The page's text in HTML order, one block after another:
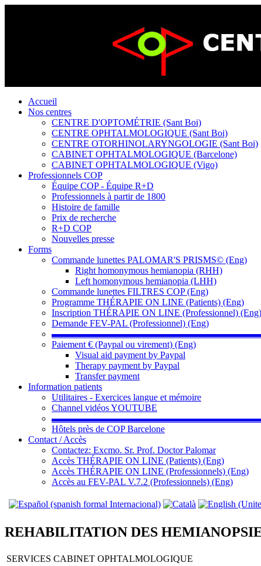
Accueil
Nos centres
CENTRE D'OPTOMÉTRIE (Sant Boi)
CENTRE OPHTALMOLOGIQUE (Sant Boi)
CENTRE OTORHINOLARYNGOLOGIE (Sant Boi)
CABINET OPHTALMOLOGIQUE (Barcelone)
CABINET OPHTALMOLOGIQUE (Vigo)
Professionnels COP
Équipe COP - Équipe R+D
Professionnels à partir de 1800
Histoire de famille
Prix de recherche
R+D COP
Nouvelles presse
Forms
Commande lunettes PALOMAR'S PRISMS© (Eng)
Right homonymous hemianopia (RHH)
Left homonymous hemianopia (LHH)
Commande lunettes FILTRES COP (Eng)
Programme THÉRAPIE ON LINE (Patients) (Eng)
Inscription THÉRAPIE ON LINE (Professionnel) (Eng)
Demande FEV-PAL (Professionnel) (Eng)
Paiement € (Paypal ou virement) (Eng)
Visual aid payment by Paypal
Therapy payment by Paypal
Transfer payment
Information patients
Utilitaires - Exercices langue et mémoire
Channel vidéos YOUTUBE
Hôtels près de COP Barcelone
Contact / Accès
Contactez: Excmo. Sr. Prof. Doctor Palomar
Accès THÉRAPIE ON LINE (Patients) (Eng)
Accès THÉRAPIE ON LINE (Professionnels) (Eng)
Accès au FEV-PAL V.7.2 (Professionnels) (Eng)
REHABILITATION DES
SERVICES CABINET OPHTALMOLOGIQUE